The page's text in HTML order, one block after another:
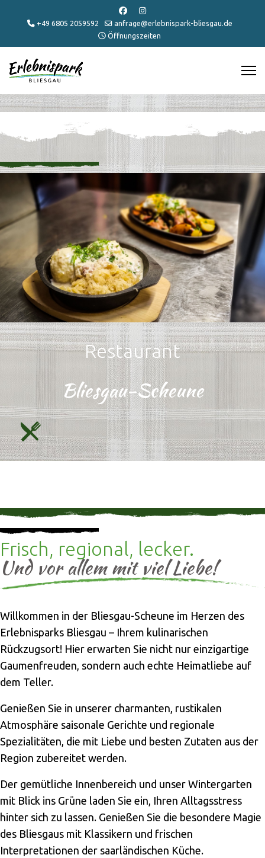
+49 6805 2059592
anfrage@erlebnispark-bliesgau.de
Öffnungszeiten
Restaurant
Bliesgau-Scheune
Frisch, regional, lecker.
Und vor allem mit viel Liebe!
Willkommen in der Bliesgau-Scheune im Herzen des
Erlebnisparks Bliesgau – Ihrem kulinarischen
Rückzugsort! Hier erwarten Sie nicht nur einzigartige
Gaumenfreuden, sondern auch echte Heimatliebe auf
dem Teller.
Genießen Sie in unserer charmanten, rustikalen
Atmosphäre saisonale Gerichte und regionale
Spezialitäten, die mit Liebe und besten Zutaten aus der
Region zubereitet werden.
Der gemütliche Innenbereich und unser Wintergarten
mit Blick ins Grüne laden Sie ein, Ihren Alltagsstress
hinter sich zu lassen. Genießen Sie die besondere Magie
des Bliesgaus mit Klassikern und frischen
Interpretationen der saarländischen Küche.